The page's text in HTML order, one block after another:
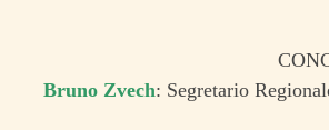
Bruno Zvech: Segretario